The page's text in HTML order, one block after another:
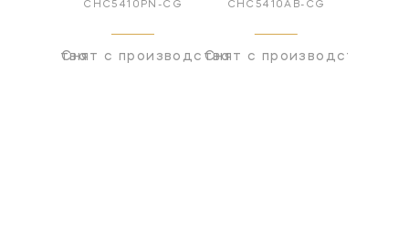
CHC5410PN-CG
Снят с производства
CHC5410AB-CG
Снят с производстваСнят с